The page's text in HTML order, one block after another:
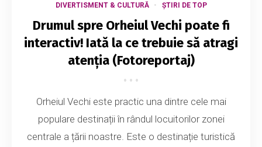
DIVERTISMENT & CULTURĂ ȘTIRI DE TOP
Drumul spre Orheiul Vechi poate fi
interactiv! Iată la ce trebuie să atragi
atenția (Fotoreportaj)
Orheiul Vechi este practic una dintre cele mai
populare destinații în rândul locuitorilor zonei
centrale a țării noastre. Este o destinație turistică